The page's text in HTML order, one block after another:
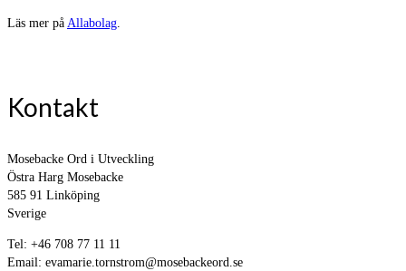
Läs mer på Allabolag.
Kontakt
Mosebacke Ord i Utveckling
Östra Harg Mosebacke
585 91 Linköping
Sverige
Tel: +46 708 77 11 11
Email: evamarie.tornstrom@mosebackeord.se